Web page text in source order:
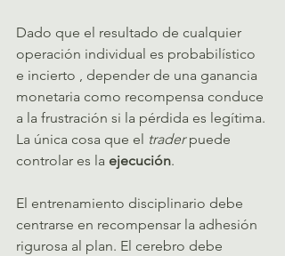
Dado que el resultado de cualquier
operación individual es probabilístico
e incierto , depender de una ganancia
monetaria como recompensa conduce
a la frustración si la pérdida es legítima.
La única cosa que el trader puede
controlar es la ejecución.
El entrenamiento disciplinario debe
centrarse en recompensar la adhesión
rigurosa al plan. El cerebro debe